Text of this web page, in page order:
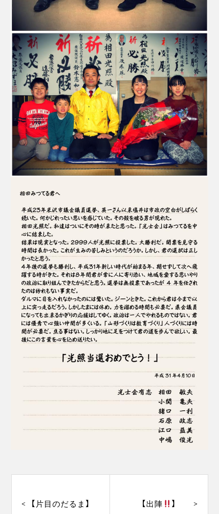
【片目のだるま】 【出陣 】